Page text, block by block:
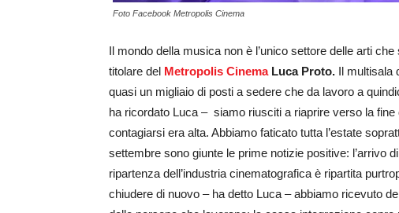
Foto Facebook Metropolis Cinema
Il mondo della musica non è l’unico settore delle arti
titolare del Metropolis Cinema Luca Proto.
Il
quasi un migliaio di posti a sedere che da lavoro a
ha ricordato Luca – siamo riusciti a riaprire verso la
contagiarsi era alta. Abbiamo faticato tutta l’estate
settembre sono giunte le prime notizie positive: l’arrivo
ripartenza dell’industria cinematografica è ripartita
chiudere di nuovo – ha detto Luca – abbiamo ricevuto